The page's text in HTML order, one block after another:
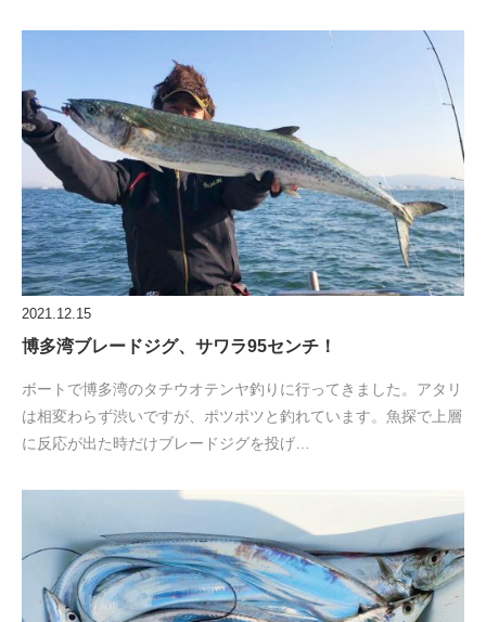
2021.12.15
博多湾ブレードジグ、サワラ95センチ！
ボートで博多湾のタチウオテンヤ釣りに行ってきました。アタリ
は相変わらず渋いですが、ポツポツと釣れています。魚探で上層
に反応が出た時だけブレードジグを投げ…